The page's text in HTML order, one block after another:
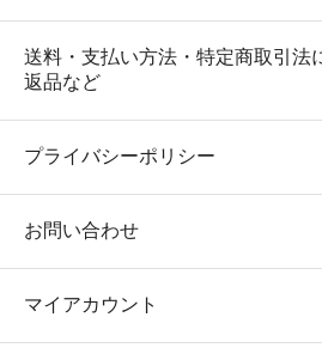
送料・支払い方法・特定商取引法
返品など
プライバシーポリシー
お問い合わせ
マイアカウント